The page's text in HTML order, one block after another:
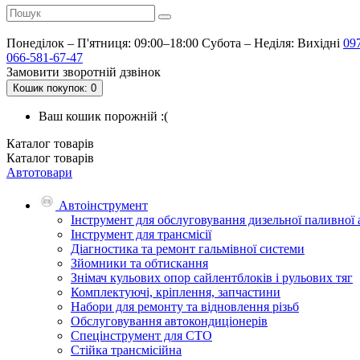
Понеділок – П'ятниця: 09:00–18:00 Субота – Неділя: Вихідні
066-581-67-47
Замовити зворотній дзвінок
Кошик покупок: 0
Ваш кошик порожній :(
Каталог товарів
Каталог товарів
Автотовари
Автоінструмент
Інструмент для обслуговування дизельної паливної
Інструмент для трансмісії
Діагностика та ремонт гальмівної системи
Зйомники та обтискання
Знімач кульових опор сайлентблоків і рульових тяг
Комплектуючі, кріплення, запчастини
Набори для ремонту та відновлення різьб
Обслуговування автокондиціонерів
Спецінструмент для СТО
Стійка трансмісійна